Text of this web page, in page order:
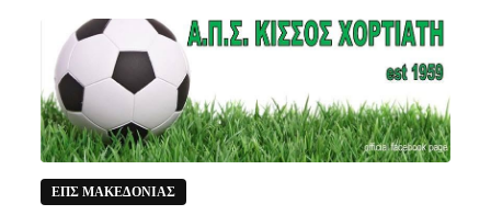
ΕΠΣ ΜΑΚΕΔΟΝΙΑΣ